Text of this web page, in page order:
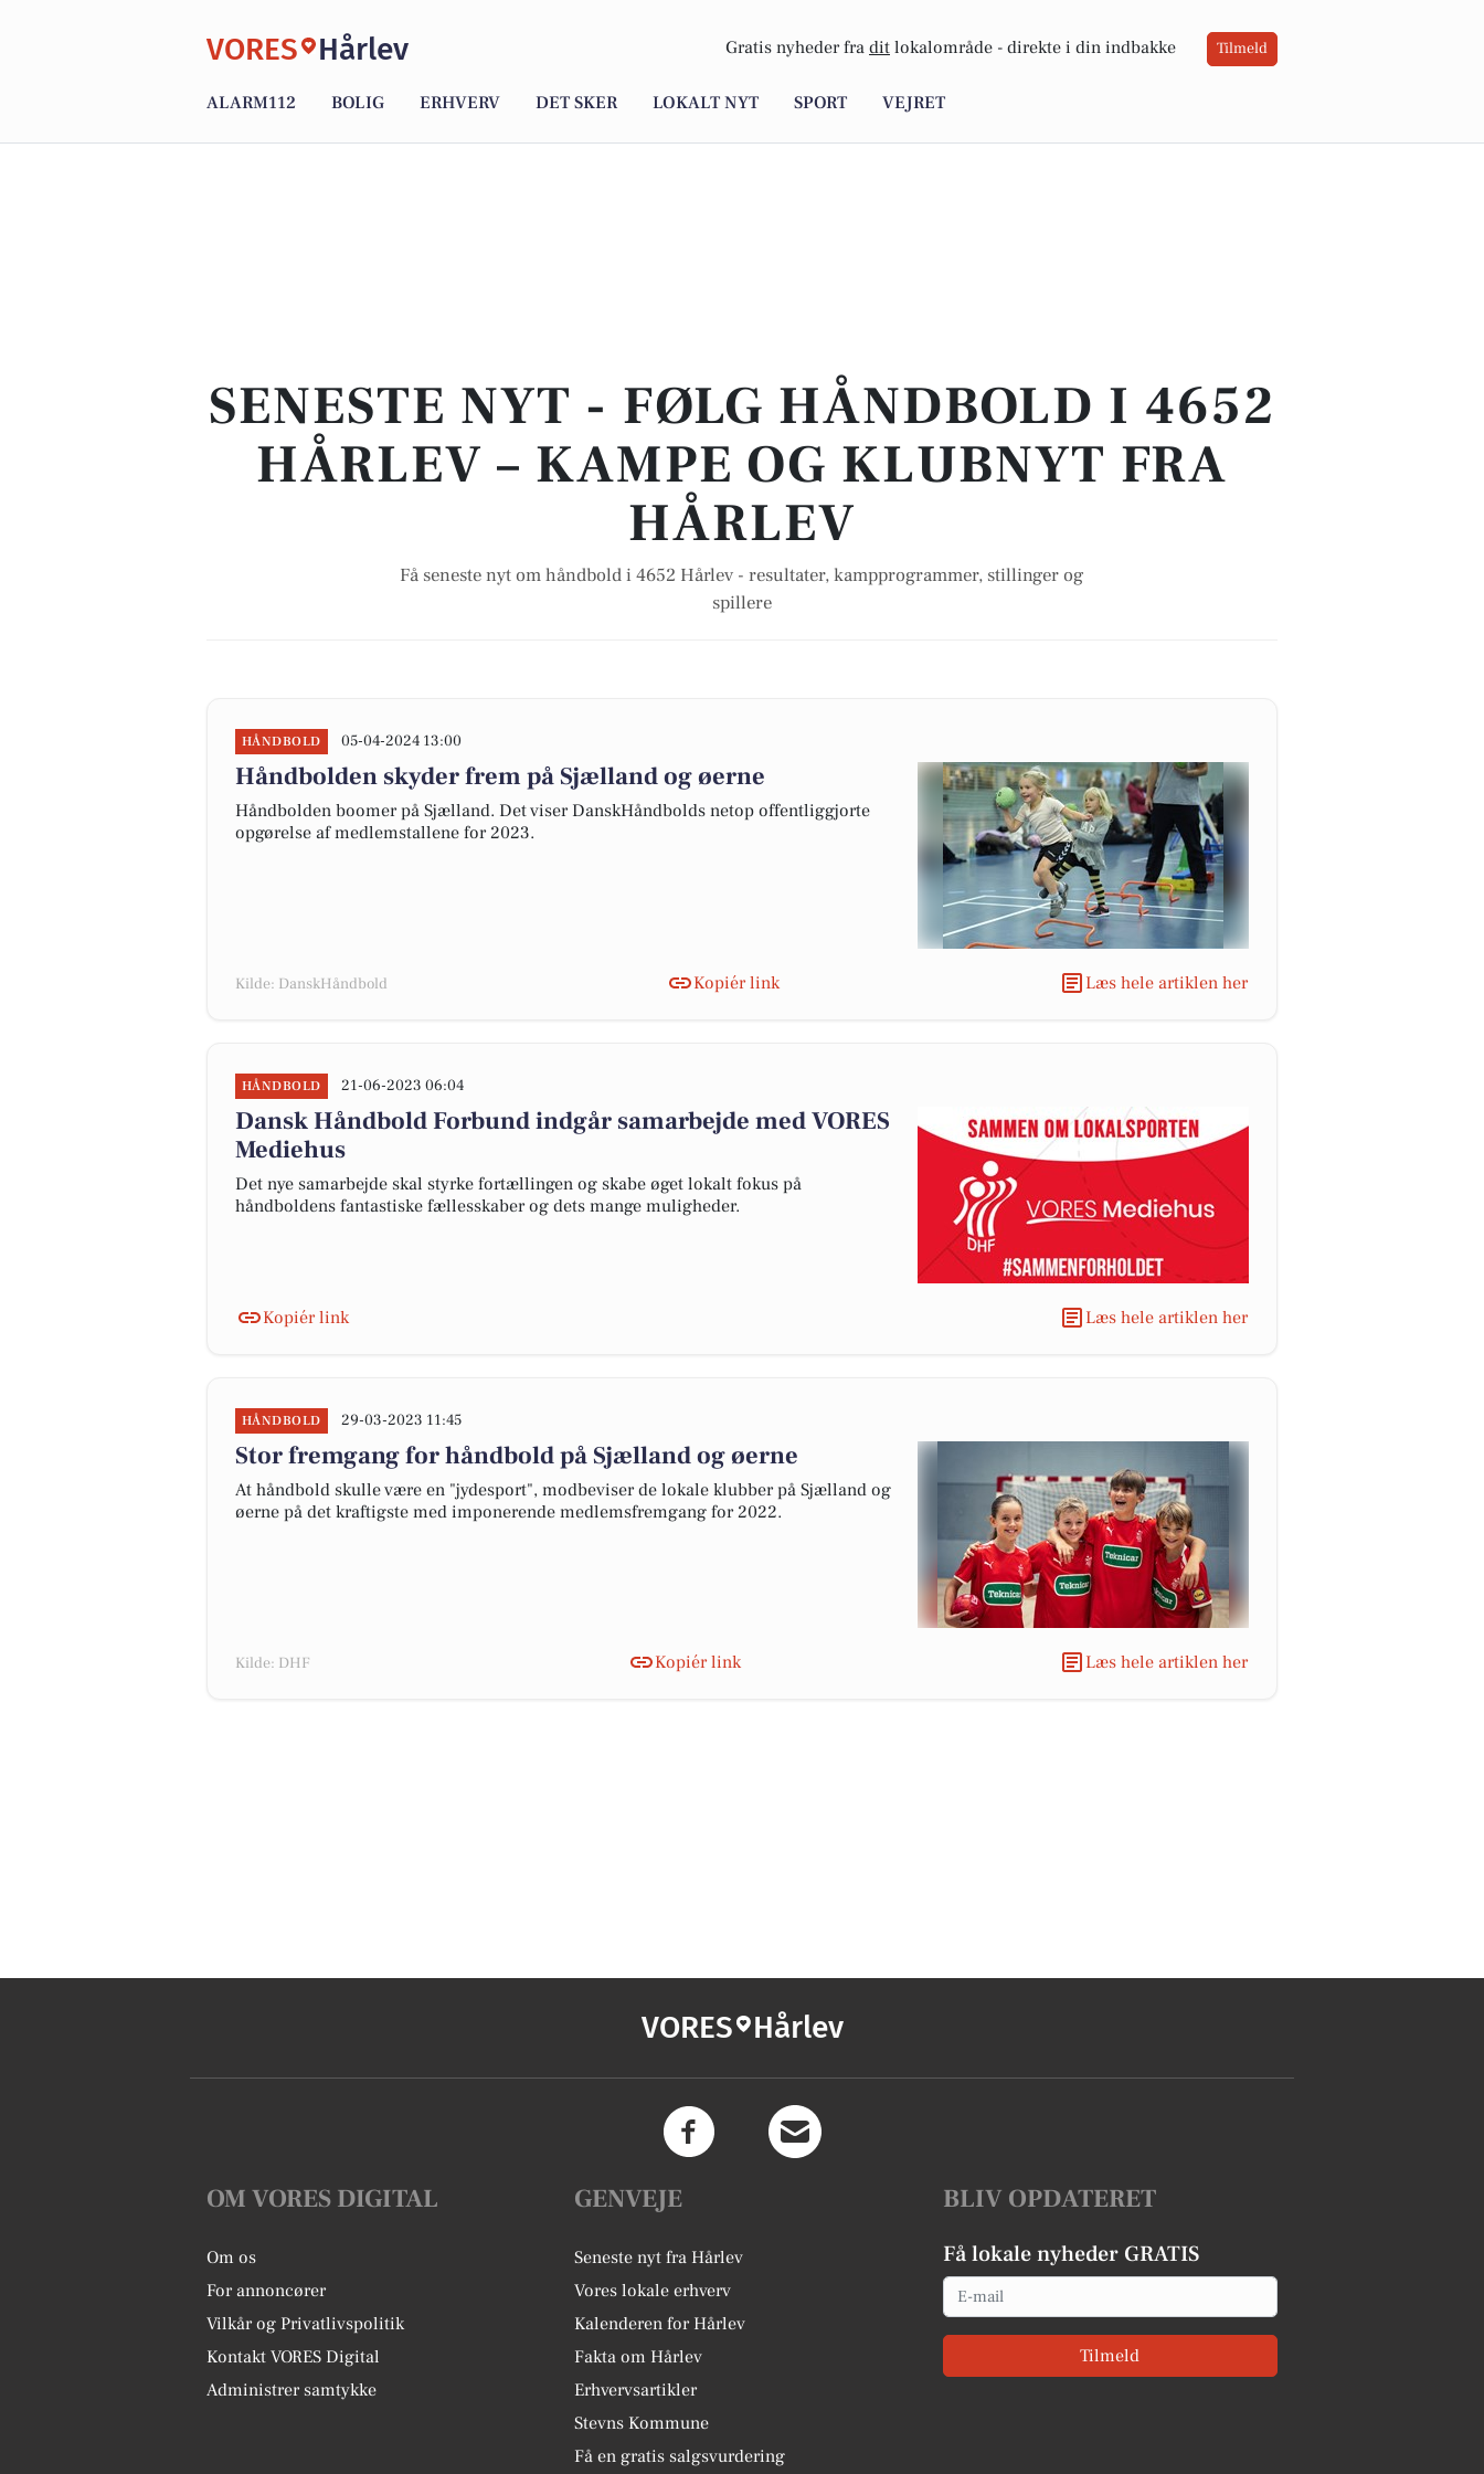
VORES Hårlev Gratis nyheder fra dit lokalområde - direkte i din indbakke Tilmeld
ALARM112 BOLIG ERHVERV DET SKER LOKALT NYT SPORT VEJRET
SENESTE NYT - FØLG HÅNDBOLD I 4652
HÅRLEV – KAMPE OG KLUBNYT FRA
HÅRLEV
Få seneste nyt om håndbold i 4652 Hårlev - resultater, kampprogrammer, stillinger og
spillere
HÅNDBOLD 05-04-2024 13:00
Håndbolden skyder frem på Sjælland og øerne
Håndbolden boomer på Sjælland. Det viser DanskHåndbolds netop offentliggjorte
opgørelse af medlemstallene for 2023.
Kilde: DanskHåndbold Kopiér link Læs hele artiklen her
HÅNDBOLD 21-06-2023 06:04
Dansk Håndbold Forbund indgår samarbejde med VORES
Mediehus
Det nye samarbejde skal styrke fortællingen og skabe øget lokalt fokus på
håndboldens fantastiske fællesskaber og dets mange muligheder.
Kopiér link Læs hele artiklen her
HÅNDBOLD 29-03-2023 11:45
Stor fremgang for håndbold på Sjælland og øerne
At håndbold skulle være en "jydesport", modbeviser de lokale klubber på Sjælland og
øerne på det kraftigste med imponerende medlemsfremgang for 2022.
Kilde: DHF Kopiér link Læs hele artiklen her
VORES Hårlev
OM VORES DIGITAL
Om os
For annoncører
Vilkår og Privatlivspolitik
Kontakt VORES Digital
Administrer samtykke
GENVEJE
Seneste nyt fra Hårlev
Vores lokale erhverv
Kalenderen for Hårlev
Fakta om Hårlev
Erhvervsartikler
Stevns Kommune
Få en gratis salgsvurdering
BLIV OPDATERET
Få lokale nyheder GRATIS
Email
Tilmeld